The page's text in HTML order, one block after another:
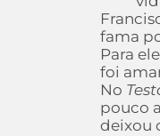
fama
Para
foi
No
pouco
deixou